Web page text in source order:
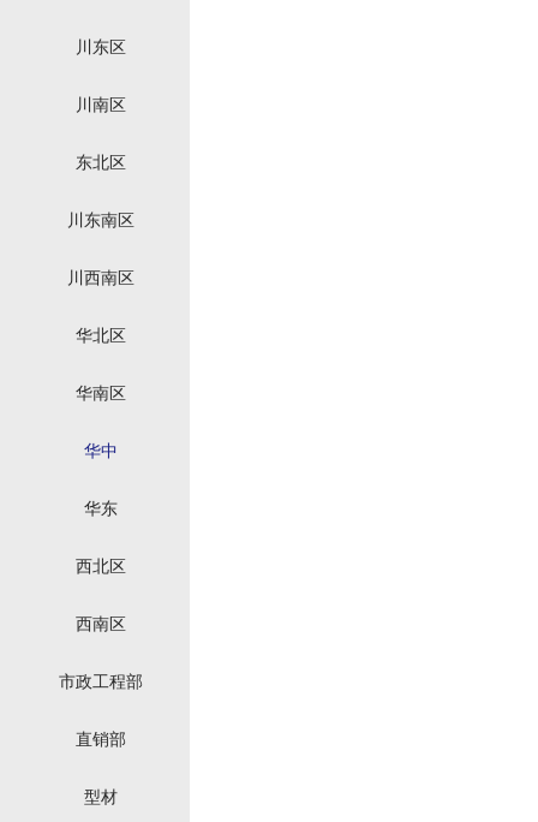
川东区
川南区
东北区
川东南区
川西南区
华北区
华南区
华中
华东
西北区
西南区
市政工程部
直销部
型材